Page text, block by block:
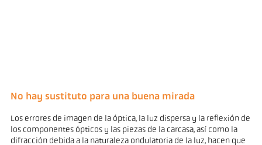
No hay sustituto para una buena mirada
Los errores de imagen de la óptica, la luz dispersa y la reflexión de
los componentes ópticos y las piezas de la carcasa, así como la
difracción debida a la naturaleza ondulatoria de la luz, hacen que